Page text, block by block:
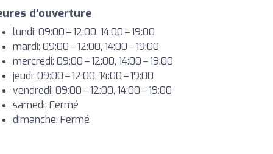
d'ouverture
lundi: 09:00 – 12:00, 14:00 – 19:00
mardi: 09:00 – 12:00, 14:00 – 19:00
mercredi: 09:00 – 12:00, 14:00 – 19:00
jeudi: 09:00 – 12:00, 14:00 – 19:00
vendredi: 09:00 – 12:00, 14:00 – 19:00
samedi: Fermé
dimanche: Fermé